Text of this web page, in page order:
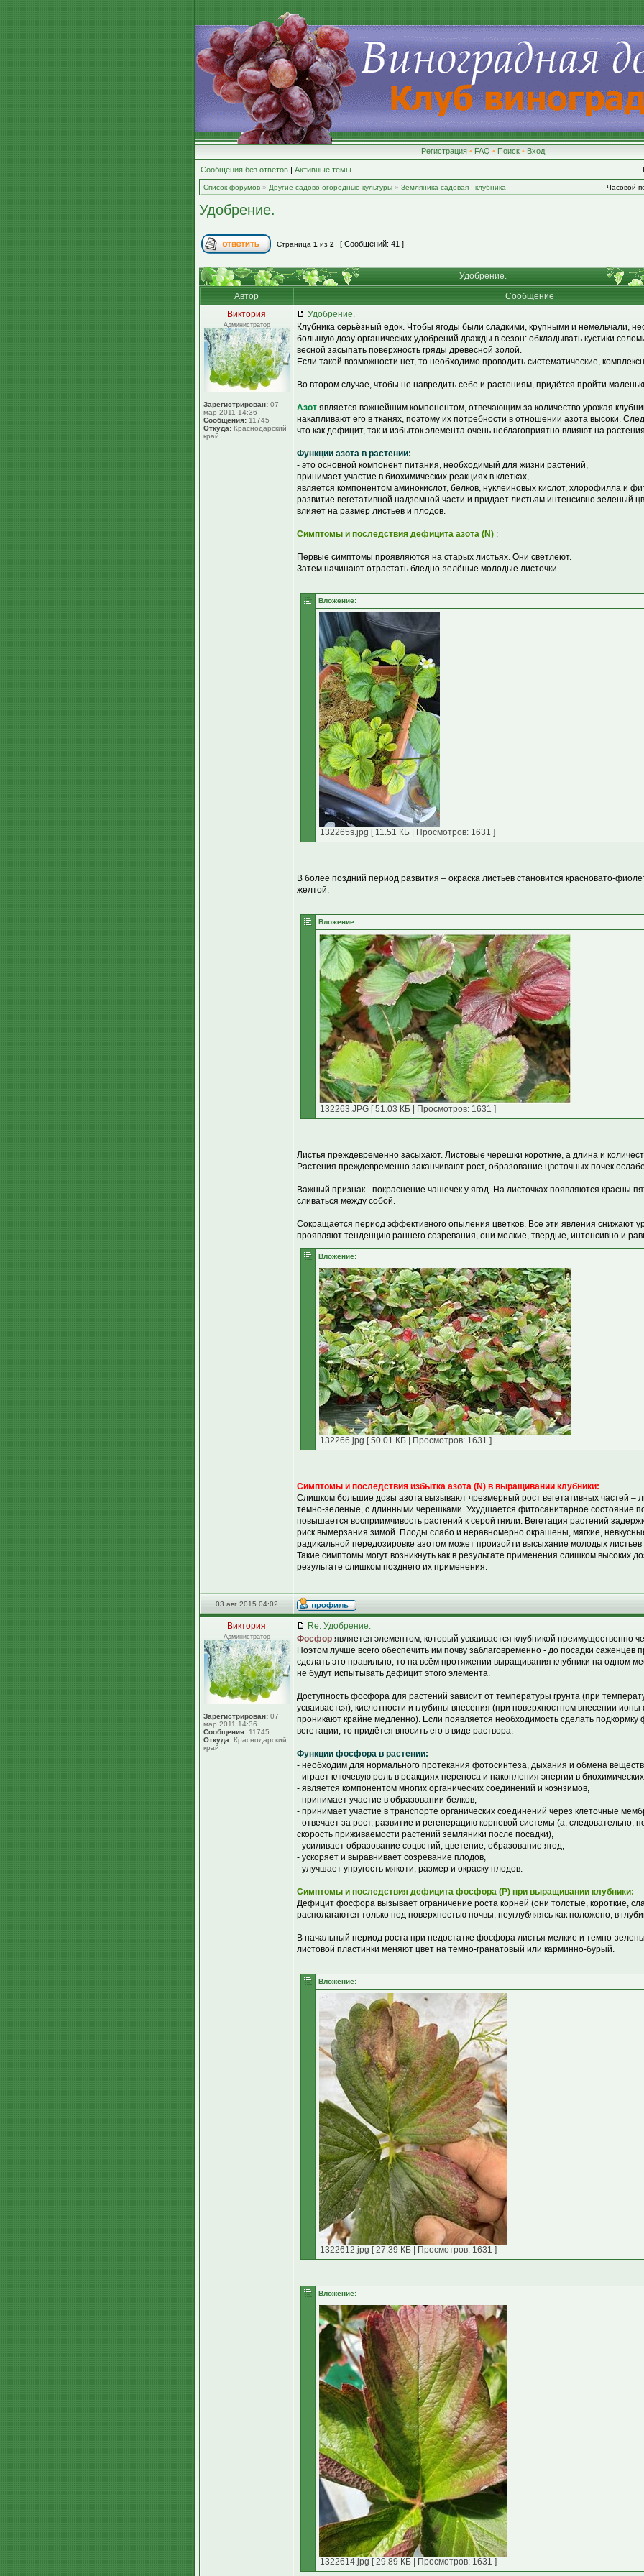
Регистрация • FAQ • Поиск • Вход
Сообщения без ответов | Активные темы
Список форумов » Другие садово-огородные культуры » Земляника садовая - клубника Часовой
Удобрение.
Страница 1 из 2 [ Сообщений: 41 ]
Удобрение.
Автор
Сообщение
Виктория
Администратор
Зарегистрирован: 07
мар 2011 14:36
Сообщения: 11745
Откуда: Краснодарский
край
Удобрение.
Клубника серьёзный едок. Чтобы ягоды были сладкими, крупными и немельчали,
большую дозу органических удобрений дважды в сезон: обкладывать кустики
весной засыпать поверхность гряды древесной золой.
Если такой возможности нет, то необходимо проводить систематические,
Во втором случае, чтобы не навредить себе и растениям, придётся пройти
Азот является важнейшим компонентом, отвечающим за количество урожая
накапливают его в тканях, поэтому их потребности в отношении азота высоки.
что как дефицит, так и избыток элемента очень неблагоприятно влияют на
Функции азота в растении:
- это основной компонент питания, необходимый для жизни растений,
принимает участие в биохимических реакциях в клетках,
является компонентом аминокислот, белков, нуклеиновых кислот, хлорофилла и
развитие вегетативной надземной части и придает листьям интенсивно зеленый
влияет на размер листьев и плодов.
Симптомы и последствия дефицита азота (N) :
Первые симптомы проявляются на старых листьях. Они светлеют.
Затем начинают отрастать бледно-зелёные молодые листочки.
Вложение:
132265s.jpg [ 11.51 КБ | Просмотров: 1631 ]
В более поздний период развития – окраска листьев становится красновато-
желтой.
Вложение:
132263.JPG [ 51.03 КБ | Просмотров: 1631 ]
Листья преждевременно засыхают. Листовые черешки короткие, а длина и
Растения преждевременно заканчивают рост, образование цветочных почек
Важный признак - покраснение чашечек у ягод. На листочках появляются красны
сливаться между собой.
Сокращается период эффективного опыления цветков. Все эти явления снижают
проявляют тенденцию раннего созревания, они мелкие, твердые, интенсивно и
Вложение:
132266.jpg [ 50.01 КБ | Просмотров: 1631 ]
Симптомы и последствия избытка азота (N) в выращивании клубники:
Слишком большие дозы азота вызывают чрезмерный рост вегетативных частей –
темно-зеленые, с длинными черешками. Ухудшается фитосанитарное состояние
повышается восприимчивость растений к серой гнили. Вегетация растений
риск вымерзания зимой. Плоды слабо и неравномерно окрашены, мягкие,
радикальной передозировке азотом может произойти высыхание молодых
Такие симптомы могут возникнуть как в результате применения слишком высоких
результате слишком позднего их применения.
03 авг 2015 04:02
Виктория
Администратор
Зарегистрирован: 07
мар 2011 14:36
Сообщения: 11745
Откуда: Краснодарский
край
Re: Удобрение.
Фосфор является элементом, который усваивается клубникой преимущественно
Поэтом лучше всего обеспечить им почву заблаговременно - до посадки саженцев
сделать это правильно, то на всём протяжении выращивания клубники на одном
не будут испытывать дефицит этого элемента.
Доступность фосфора для растений зависит от температуры грунта (при
усваивается), кислотности и глубины внесения (при поверхностном внесении
проникают крайне медленно). Если появляется необходимость сделать
вегетации, то придётся вносить его в виде раствора.
Функции фосфора в растении:
- необходим для нормального протекания фотосинтеза, дыхания и обмена
- играет ключевую роль в реакциях переноса и накопления энергии в
- является компонентом многих органических соединений и коэнзимов,
- принимает участие в образовании белков,
- принимает участие в транспорте органических соединений через клеточные
- отвечает за рост, развитие и регенерацию корневой системы (а, следовательно,
скорость приживаемости растений земляники после посадки),
- усиливает образование соцветий, цветение, образование ягод,
- ускоряет и выравнивает созревание плодов,
- улучшает упругость мякоти, размер и окраску плодов.
Симптомы и последствия дефицита фосфора (P) при выращивании клубники:
Дефицит фосфора вызывает ограничение роста корней (они толстые, короткие,
располагаются только под поверхностью почвы, неуглубляясь как положено, в
В начальный период роста при недостатке фосфора листья мелкие и темно-
листовой пластинки меняют цвет на тёмно-гранатовый или карминно-бурый.
Вложение:
1322612.jpg [ 27.39 КБ | Просмотров: 1631 ]
Вложение:
1322614.jpg [ 29.89 КБ | Просмотров: 1631 ]